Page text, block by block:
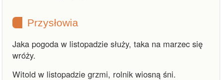
Przysłowia
Jaka pogoda w listopadzie służy, taka na marzec się
wróży.
Witold w listopadzie grzmi, rolnik wiosną śni.